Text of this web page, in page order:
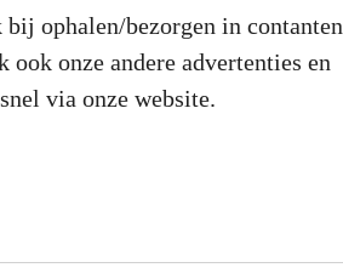
ophalen/bezorgen in contanten
onze andere advertenties en
via onze website.